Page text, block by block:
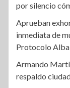
por silencio
Aprueban
inmediata de
Protocolo
Armando
respaldo